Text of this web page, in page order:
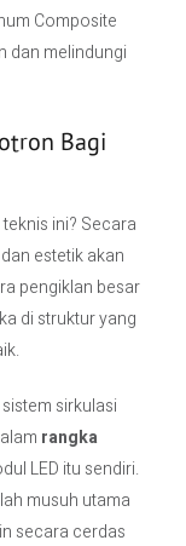
Composite
dan melindungi
Bagi
ini? Secara
estetik akan
pengiklan besar
di struktur yang
sirkulasi
rangka
LED itu sendiri.
musuh utama
secara cerdas